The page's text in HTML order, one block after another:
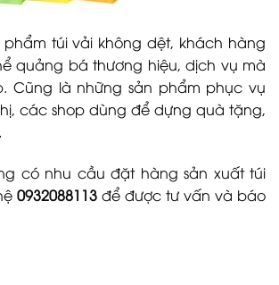
phẩm túi vải không dệt, khách hàng
quảng bá thương hiệu, dịch vụ mà
Cũng là những sản phẩm phục vụ
các shop dùng để dựng quà tặng,
có nhu cầu đặt hàng sản xuất túi
0932088113 để được tư vấn và báo